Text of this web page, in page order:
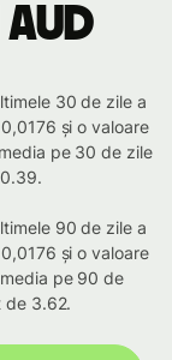
30 de zile a
și o valoare
pe 30 de zile
90 de zile a
și o valoare
pe 90 de
de 3.62.